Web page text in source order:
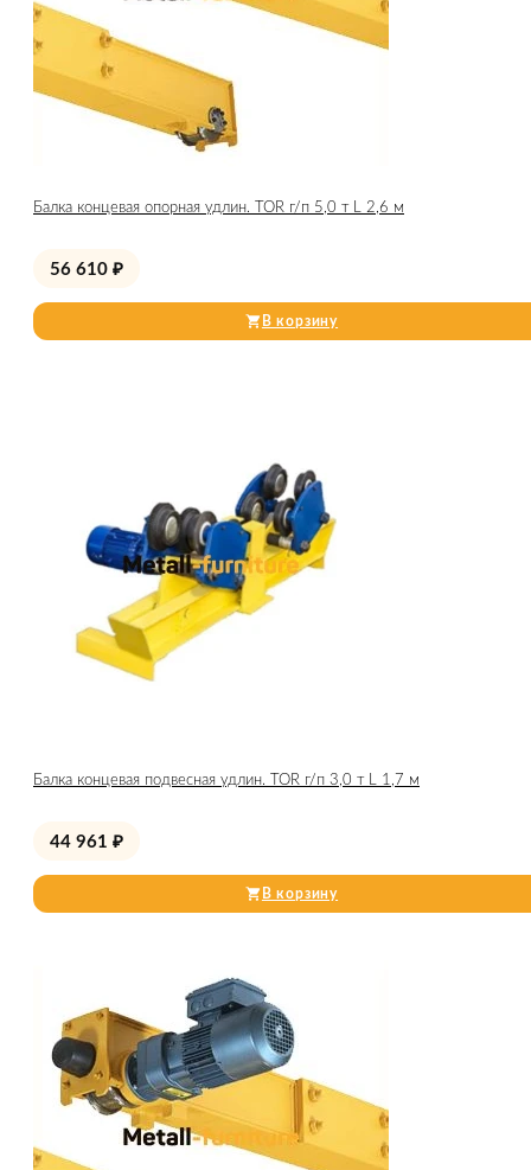
Балка концевая опорная удлин. TOR г/п 5,0 т L 2,6 м
56 610 ₽
В корзину
Балка концевая подвесная удлин. TOR г/п 3,0 т L 1,7 м
44 961 ₽
В корзину